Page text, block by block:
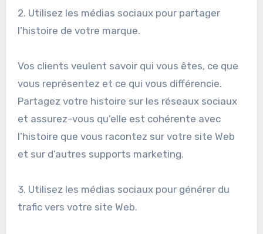
2. Utilisez les médias sociaux pour partager
l’histoire de votre marque.
Vos clients veulent savoir qui vous êtes, ce que
vous représentez et ce qui vous différencie.
Partagez votre histoire sur les réseaux sociaux
et assurez-vous qu’elle est cohérente avec
l’histoire que vous racontez sur votre site Web
et sur d’autres supports marketing.
3. Utilisez les médias sociaux pour générer du
trafic vers votre site Web.